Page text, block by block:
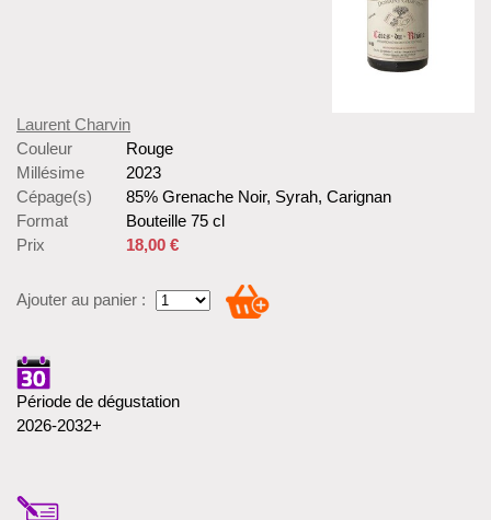
Laurent Charvin
Couleur
Rouge
Millésime
2023
Cépage(s)
85% Grenache Noir, Syrah, Carignan
Format
Bouteille 75 cl
Prix
18,00 €
Ajouter au panier :
Période de dégustation
2026-2032+